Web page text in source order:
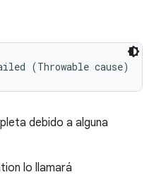
(Throwable cause)
debido a alguna
lo llamará